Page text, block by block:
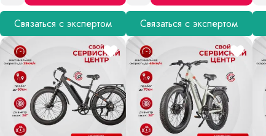
Связаться с экспертом Связаться с экспертом